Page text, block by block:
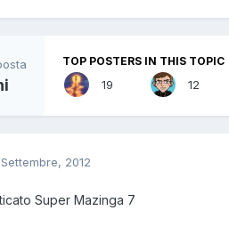
TOP POSTERS IN THIS TOPIC
19 12
2012
Super Mazinga 7